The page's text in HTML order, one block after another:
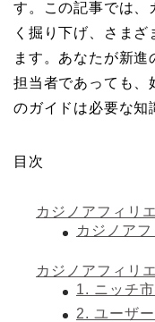
す。この記事では、
く掘り下げ、さま
ます。あなたが新
担当者であっても、
のガイドは必要な知
目次
カジノアフィリ
カジノア
カジノアフィリ
1. ニッチ
2. ユーザ